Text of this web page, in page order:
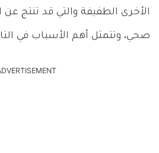
الأخرى الطفيفة والتي قد تنتج عن
صحي، وتتمثل أهم الأسباب في